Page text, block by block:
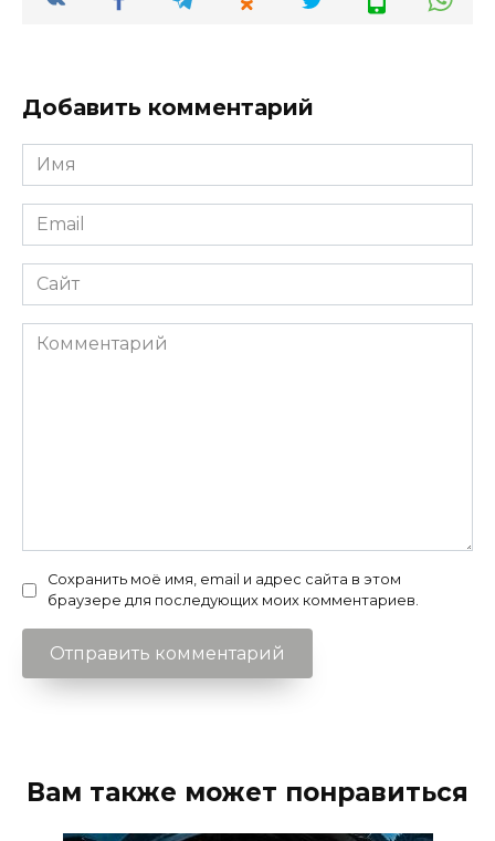
Добавить комментарий
Имя
*
Email
*
Сайт
Комментарий
Сохранить моё имя, email и адрес сайта в этом
браузере для последующих моих комментариев.
Вам также может понравиться